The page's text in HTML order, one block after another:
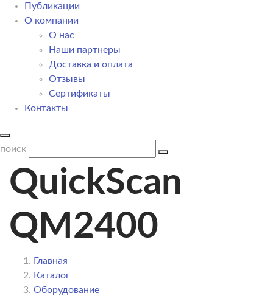
Публикации
О компании
О нас
Наши партнеры
Доставка и оплата
Отзывы
Сертификаты
Контакты
поиск
QuickScan
QM2400
Главная
Каталог
Оборудование